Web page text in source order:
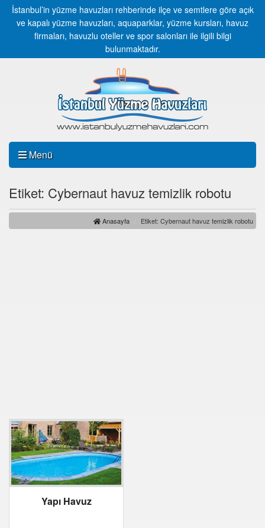
İstanbul’in yüzme havuzları rehberinde ilçe ve semtlere göre açık
ve kapalı yüzme havuzları, aquaparklar, yüzme kursları, havuz
firmaları, havuzlu oteller ve spor salonları ile ilgili bilgi
bulunmaktadır.
Menü
Etiket: Cybernaut havuz temizlik robotu
Anasayfa Etiket: Cybernaut havuz temizlik robotu
Yapı Havuz